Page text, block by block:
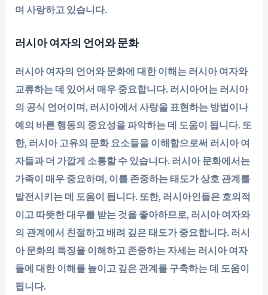
며 사랑하고 있습니다.
러시아 여자의 언어와 문화
러시아 여자의 언어와 문화에 대한 이해는 러시아 여자와
교류하는 데 있어서 매우 중요합니다. 러시아어는 러시아
의 공식 언어이며, 러시아에서 사랑을 표현하는 방법이나
예의 바른 행동의 중요성을 파악하는 데 도움이 됩니다. 또
한, 러시아 고유의 문화 요소들을 이해함으로써 러시아 여
자들과 더 가깝게 소통할 수 있습니다. 러시아 문화에서는
가족이 매우 중요하며, 이를 존중하는 태도가 상호 관계를
발전시키는 데 도움이 됩니다. 또한, 러시아인들은 호의적
이고 따뜻한 대우를 받는 것을 좋아하므로, 러시아 여자와
의 관계에서 친절하고 배려 깊은 태도가 중요합니다. 러시
아 문화의 특징을 이해하고 존중하는 자세는 러시아 여자
들에 대한 이해를 높이고 깊은 관계를 구축하는 데 도움이
됩니다.